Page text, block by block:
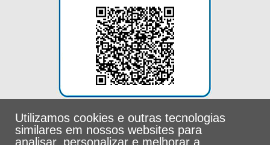
Utilizamos cookies e outras tecnologias
similares em nossos websites para
analisar, personalizar e melhorar a